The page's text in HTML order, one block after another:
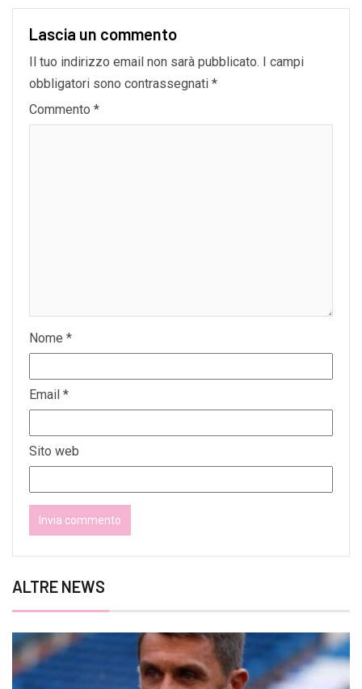
Lascia un commento
Il tuo indirizzo email non sarà pubblicato. I campi
obbligatori sono contrassegnati *
Commento *
Nome *
Email *
Sito web
ALTRE NEWS